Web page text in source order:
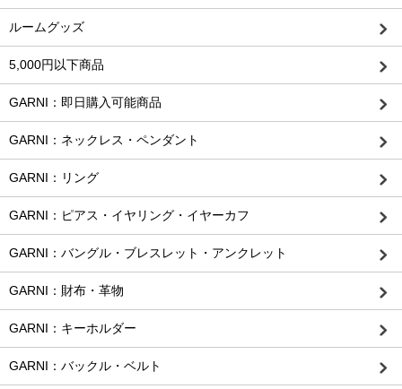
ルームグッズ
5,000円以下商品
GARNI：即日購入可能商品
GARNI：ネックレス・ペンダント
GARNI：リング
GARNI：ピアス・イヤリング・イヤーカフ
GARNI：バングル・ブレスレット・アンクレット
GARNI：財布・革物
GARNI：キーホルダー
GARNI：バックル・ベルト